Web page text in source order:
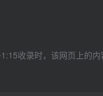
收录时，该网页上的